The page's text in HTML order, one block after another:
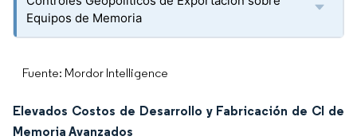
Equipos de Memoria
Fuente: Mordor Intelligence
Elevados Costos de Desarrollo y Fabricación de CI de
Memoria Avanzados